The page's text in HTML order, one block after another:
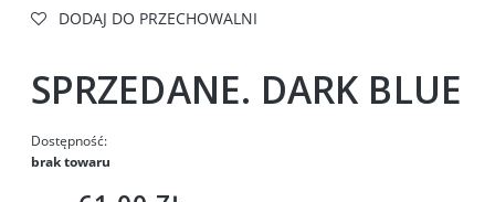
DODAJ DO PRZECHOWALNI
SPRZEDANE. DARK BLUE
Dostępność:
brak towaru